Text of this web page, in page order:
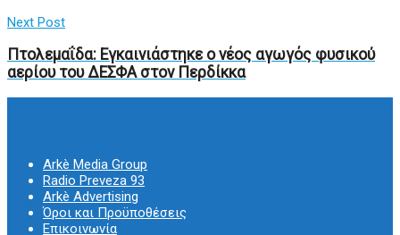
Next Post
Πτολεμαΐδα: Εγκαινιάστηκε ο νέος αγωγός φυσικού
αερίου του ΔΕΣΦΑ στον Περδίκκα
Arkè Media Group
Radio Preveza 93
Arkè Advertising
Όροι και Προϋποθέσεις
Επικοινωνία